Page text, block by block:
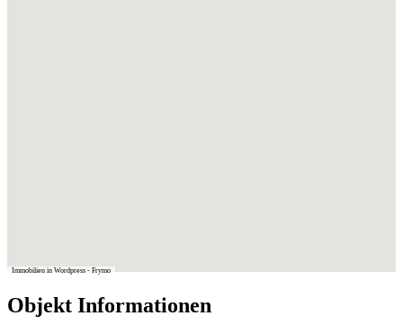
Immobilien in Wordpress - Frymo
Objekt Informationen